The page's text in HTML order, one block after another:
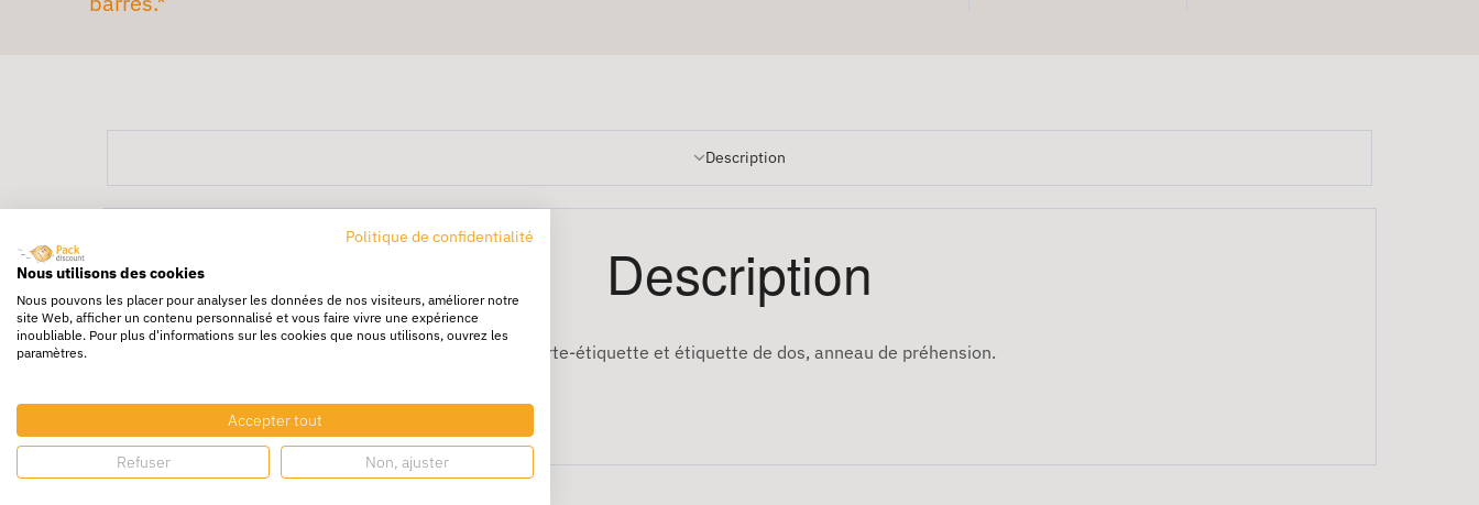
Description
Description
En polypropylène recyclé 7/10e. Fermeture clip. Porte-étiquette et étiquette de dos, anneau de préhension.
Coloris translucide : bleu, gris fumé.
Politique de confidentialité
Nous utilisons des cookies
Nous pouvons les placer pour analyser les données de nos visiteurs, améliorer notre
site Web, afficher un contenu personnalisé et vous faire vivre une expérience
inoubliable. Pour plus d'informations sur les cookies que nous utilisons, ouvrez les
paramètres.
Accepter tout
Refuser Non, ajuster